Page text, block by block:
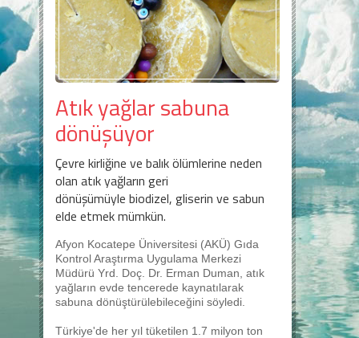
Atık yağlar sabuna
dönüşüyor
Çevre kirliğine ve balık ölümlerine neden
olan atık yağların geri
dönüşümüyle biodizel, gliserin ve sabun
elde etmek mümkün.
Afyon Kocatepe Üniversitesi (AKÜ) Gıda
Kontrol Araştırma Uygulama Merkezi
Müdürü Yrd. Doç. Dr. Erman Duman, atık
yağların evde tencerede kaynatılarak
sabuna dönüştürülebileceğini söyledi.
Türkiye'de her yıl tüketilen 1.7 milyon ton